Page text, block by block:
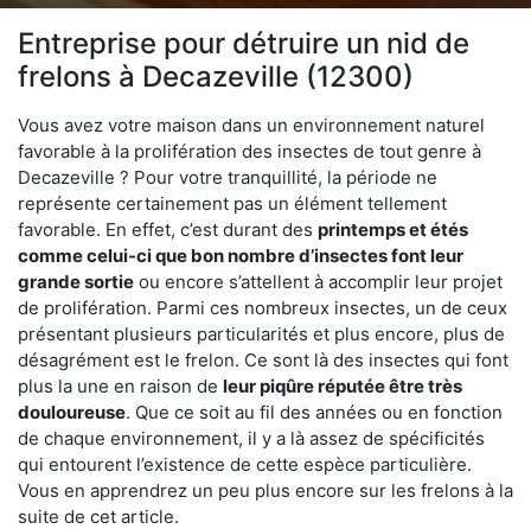
Entreprise pour détruire un nid de
frelons à Decazeville (12300)
Vous avez votre maison dans un environnement naturel
favorable à la prolifération des insectes de tout genre à
Decazeville ? Pour votre tranquillité, la période ne
représente certainement pas un élément tellement
favorable. En effet, c’est durant des printemps et étés
comme celui-ci que bon nombre d’insectes font leur
grande sortie ou encore s’attellent à accomplir leur projet
de prolifération. Parmi ces nombreux insectes, un de ceux
présentant plusieurs particularités et plus encore, plus de
désagrément est le frelon. Ce sont là des insectes qui font
plus la une en raison de leur piqûre réputée être très
douloureuse. Que ce soit au fil des années ou en fonction
de chaque environnement, il y a là assez de spécificités
qui entourent l’existence de cette espèce particulière.
Vous en apprendrez un peu plus encore sur les frelons à la
suite de cet article.